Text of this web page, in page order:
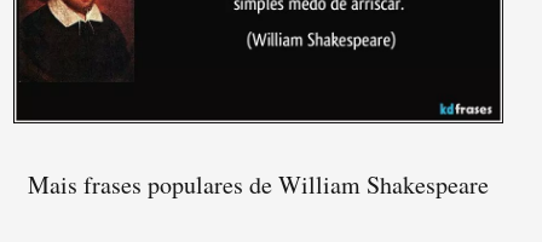
Mais frases populares de William Shakespeare